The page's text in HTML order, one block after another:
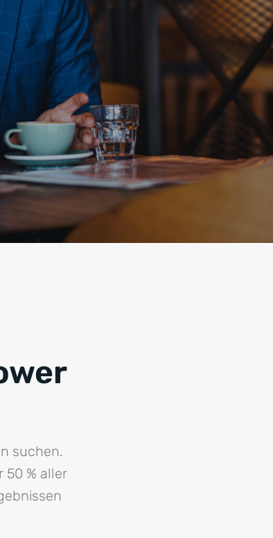
suchen.
50 % aller